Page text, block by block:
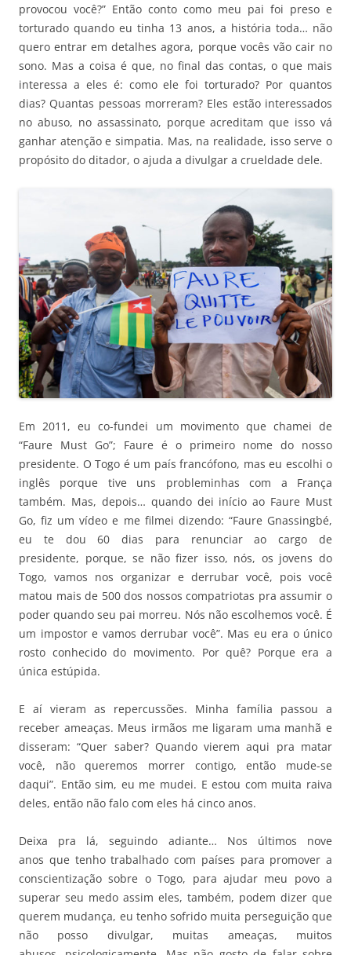
provocou você?” Então conto como meu pai foi preso e
torturado quando eu tinha 13 anos, a história toda… não
quero entrar em detalhes agora, porque vocês vão cair no
sono. Mas a coisa é que, no final das contas, o que mais
interessa a eles é: como ele foi torturado? Por quantos
dias? Quantas pessoas morreram? Eles estão interessados
no abuso, no assassinato, porque acreditam que isso vá
ganhar atenção e simpatia. Mas, na realidade, isso serve o
propósito do ditador, o ajuda a divulgar a crueldade dele.
Em 2011, eu co-fundei um movimento que chamei de
“Faure Must Go”; Faure é o primeiro nome do nosso
presidente. O Togo é um país francófono, mas eu escolhi o
inglês porque tive uns probleminhas com a França
também. Mas, depois… quando dei início ao Faure Must
Go, fiz um vídeo e me filmei dizendo: “Faure Gnassingbé,
eu te dou 60 dias para renunciar ao cargo de
presidente, porque, se não fizer isso, nós, os jovens do
Togo, vamos nos organizar e derrubar você, pois você
matou mais de 500 dos nossos compatriotas pra assumir o
poder quando seu pai morreu. Nós não escolhemos você. É
um impostor e vamos derrubar você”. Mas eu era o único
rosto conhecido do movimento. Por quê? Porque era a
única estúpida.
E aí vieram as repercussões. Minha família passou a
receber ameaças. Meus irmãos me ligaram uma manhã e
disseram: “Quer saber? Quando vierem aqui pra matar
você, não queremos morrer contigo, então mude-se
daqui”. Então sim, eu me mudei. E estou com muita raiva
deles, então não falo com eles há cinco anos.
Deixa pra lá, seguindo adiante… Nos últimos nove
anos que tenho trabalhado com países para promover a
conscientização sobre o Togo, para ajudar meu povo a
superar seu medo assim eles, também, podem dizer que
querem mudança, eu tenho sofrido muita perseguição que
não posso divulgar, muitas ameaças, muitos